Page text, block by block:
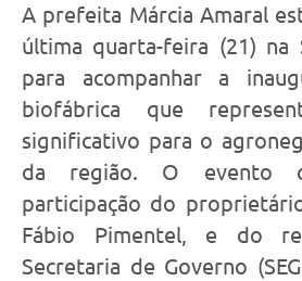
A prefeita Márcia Amaral
última quarta-feira (21) na
para acompanhar a
biofábrica que
significativo para o
da região. O evento
participação do
Fábio Pimentel, e do
Secretaria de Governo